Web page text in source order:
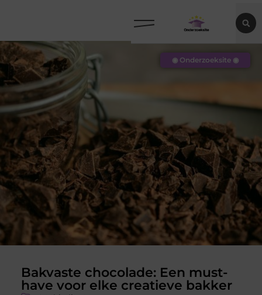
Bakvaste chocolade: Een must-
have voor elke creatieve bakker
◉ Onderzoeksite ◉